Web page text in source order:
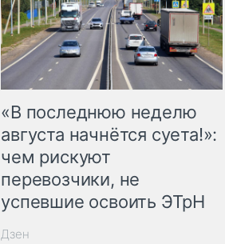
«В последнюю неделю
августа начнётся суета!»:
чем рискуют
перевозчики, не
успевшие освоить ЭТрН
Дзен